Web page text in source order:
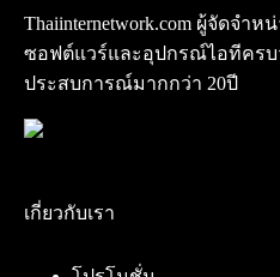
Thaiinternetwork.com ผู้จัดจำ
ซอฟต์แวร์และอุปกรณ์ไอทีครบ
ประสบการณ์มากกว่า 20ปี
เกี่ยวกับเรา